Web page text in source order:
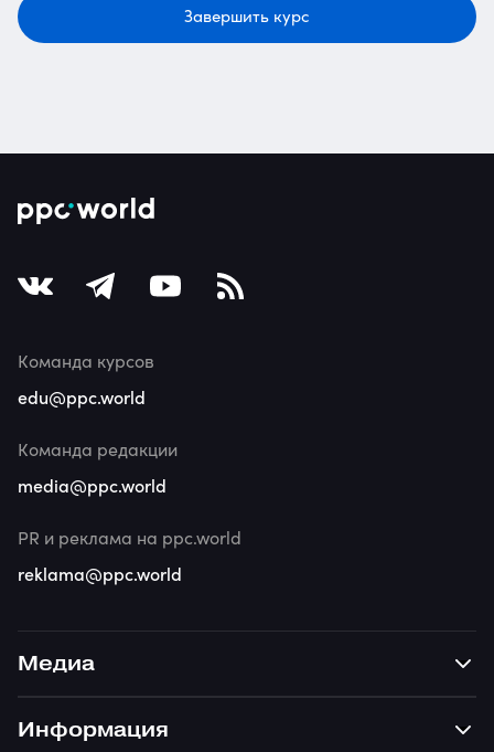
Завершить курс
Медиа
Информация
Команда курсов
edu@ppc.world
Команда редакции
media@ppc.world
PR и реклама на ppc.world
reklama@ppc.world